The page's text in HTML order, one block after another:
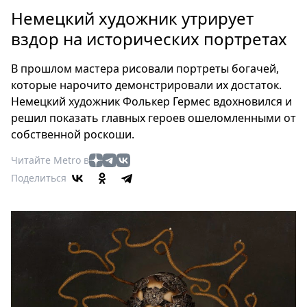
Россия
Мир
Еда
Туризм
Мода
Театр
Кино
Афиша
Выставки
релизы
О
Metro
Немецкий художник утрирует
вздор на исторических портретах
В прошлом мастера рисовали портреты богачей,
которые нарочито демонстрировали их достаток.
Немецкий художник Фолькер Гермес вдохновился и
решил показать главных героев ошеломленными от
собственной роскоши.
Читайте Metro в
Поделиться